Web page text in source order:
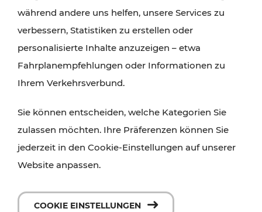
während andere uns helfen, unsere Services zu
verbessern, Statistiken zu erstellen oder
personalisierte Inhalte anzuzeigen – etwa
Fahrplanempfehlungen oder Informationen zu
Ihrem Verkehrsverbund.
Sie können entscheiden, welche Kategorien Sie
zulassen möchten. Ihre Präferenzen können Sie
jederzeit in den Cookie-Einstellungen auf unserer
Website anpassen.
COOKIE EINSTELLUNGEN